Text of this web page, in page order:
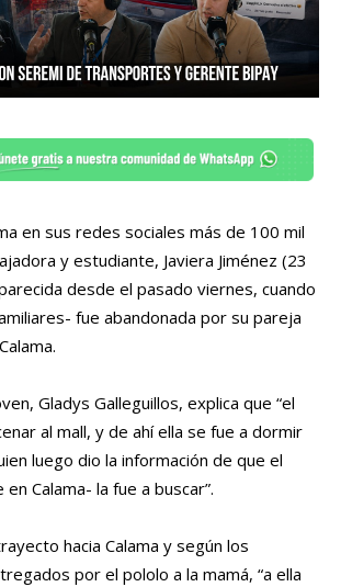
en sus redes sociales más de 100 mil
y estudiante, Javiera Jiménez (23
desde el pasado viernes, cuando
fue abandonada por su pareja
Gladys Galleguillos, explica que “el
al mall, y de ahí ella se fue a dormir
luego dio la información de que el
Calama- la fue a buscar”.
hacia Calama y según los
por el pololo a la mamá, “a ella